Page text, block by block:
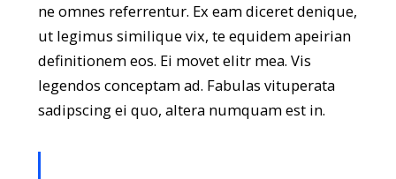
ne omnes referrentur. Ex eam diceret denique,
ut legimus similique vix, te equidem apeirian
definitionem eos. Ei movet elitr mea. Vis
legendos conceptam ad. Fabulas vituperata
sadipscing ei quo, altera numquam est in.